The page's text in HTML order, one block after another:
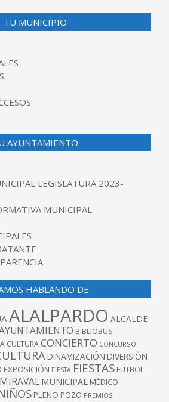
TU MUNICIPIO
AYUNTAMIENTO
LEGISLATURA 2023-
MUNICIPAL
HABLANDO DE
ALALPARDO ALCALDE
BIBLIOBUS
CULTURACONCIERTO CONCURSO
DINAMIZACIÓN DIVERSIÓN
EXPOSICIÓN FIESTA FIESTAS FUTBOL
MIRAVAL MUNICIPAL MÉDICO
PLENO POZO PREMIOS